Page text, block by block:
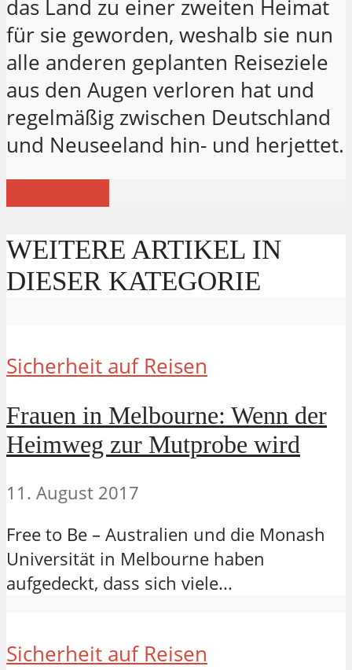
das Land zu einer zweiten Heimat
für sie geworden, weshalb sie nun
alle anderen geplanten Reiseziele
aus den Augen verloren hat und
regelmäßig zwischen Deutschland
und Neuseeland hin- und herjettet.
WEITERE ARTIKEL IN
DIESER KATEGORIE
Sicherheit auf Reisen
Frauen in Melbourne: Wenn der
Heimweg zur Mutprobe wird
11. August 2017
Free to Be – Australien und die Monash
Universität in Melbourne haben
aufgedeckt, dass sich viele...
Sicherheit auf Reisen